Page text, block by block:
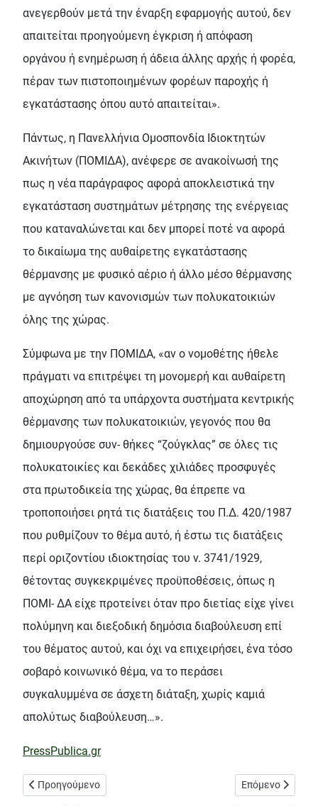
ανεγερθούν μετά την έναρξη εφαρμογής αυτού, δεν
απαιτείται προηγούμενη έγκριση ή απόφαση
οργάνου ή ενημέρωση ή άδεια άλλης αρχής ή φορέα,
πέραν των πιστοποιημένων φορέων παροχής ή
εγκατάστασης όπου αυτό απαιτείται».
Πάντως, η Πανελλήνια Ομοσπονδία Ιδιοκτητών
Ακινήτων (ΠΟΜΙΔΑ), ανέφερε σε ανακοίνωσή της
πως η νέα παράγραφος αφορά αποκλειστικά την
εγκατάσταση συστημάτων μέτρησης της ενέργειας
που καταναλώνεται και δεν μπορεί ποτέ να αφορά
το δικαίωμα της αυθαίρετης εγκατάστασης
θέρμανσης με φυσικό αέριο ή άλλο μέσο θέρμανσης
με αγνόηση των κανονισμών των πολυκατοικιών
όλης της χώρας.
Σύμφωνα με την ΠΟΜΙΔΑ, «αν ο νομοθέτης ήθελε
πράγματι να επιτρέψει τη μονομερή και αυθαίρετη
αποχώρηση από τα υπάρχοντα συστήματα κεντρικής
θέρμανσης των πολυκατοικιών, γεγονός που θα
δημιουργούσε συν- θήκες “ζούγκλας” σε όλες τις
πολυκατοικίες και δεκάδες χιλιάδες προσφυγές
στα πρωτοδικεία της χώρας, θα έπρεπε να
τροποποιήσει ρητά τις διατάξεις του Π.Δ. 420/1987
που ρυθμίζουν το θέμα αυτό, ή έστω τις διατάξεις
περί οριζοντίου ιδιοκτησίας του ν. 3741/1929,
θέτοντας συγκεκριμένες προϋποθέσεις, όπως η
ΠΟΜΙ- ΔΑ είχε προτείνει όταν προ διετίας είχε γίνει
πολύμηνη και διεξοδική δημόσια διαβούλευση επί
του θέματος αυτού, και όχι να επιχειρήσει, ένα τόσο
σοβαρό κοινωνικό θέμα, να το περάσει
συγκαλυμμένα σε άσχετη διάταξη, χωρίς καμιά
απολύτως διαβούλευση…».
PressPublica.gr
Προηγούμενο άρθρο: Καταγγελία: Νέα Μανωλάδα στο
Προηγούμενο Επόμενο άρθρο:
Επόμενο